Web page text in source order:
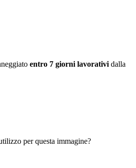
entro 7 giorni lavorativi dalla
per questa immagine?